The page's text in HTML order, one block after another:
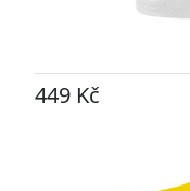
449 Kč